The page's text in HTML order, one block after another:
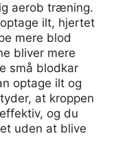
aerob træning.
ilt, hjertet
mere blod
bliver mere
små blodkar
optage ilt og
at kroppen
og du
uden at blive